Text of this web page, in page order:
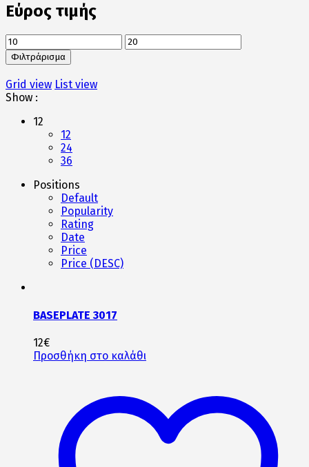
Εύρος τιμής
Ελάχιστη
τιμή
Μέγιστη
τιμή
Φιλτράρισμα
Grid view List view
Show :
12
12
24
36
Positions
Default
Popularity
Rating
Date
Price
Price (DESC)
BASEPLATE 3017
12€
Προσθήκη στο καλάθι